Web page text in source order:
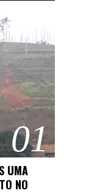
01
UMA
NO